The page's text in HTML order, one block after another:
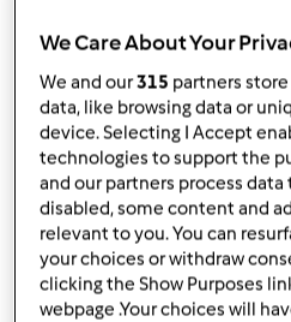
250gmascarpone
200 ml latte
90gburro
3uova
1bustinalievito vanigliato
scorza di 1 limone
unpizzicodi sale
variante al cioccolato:
50gcioccolato,extra
senza la buccia del
We Care About Your
We and our315 partners
data, like browsing data or
device. Selecting I Accept
technologies to support the
and our partners process
disabled, some content and
relevant to you. You can
your choices or withdraw
clicking the Show Purposes
webpage .Your choices will